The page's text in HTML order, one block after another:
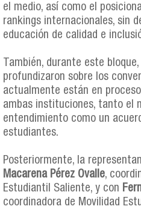
el medio, así como el
rankings internacionales, sin
educación de calidad e
También, durante este
profundizaron sobre los
actualmente están en
ambas instituciones, tanto el
entendimiento como un
estudiantes.
Posteriormente, la
Macarena Pérez Ovalle,
Estudiantil Saliente, y con
coordinadora de Movilidad